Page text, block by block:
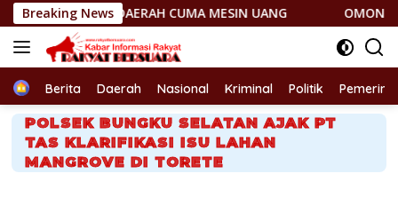
Langsung
ke
konten
Breaking News
CUMA MESIN UANG OMONG KOSONG!
HomeBerita Daerah Nasional Kriminal Politik
POLSEK BUNGKU SELATAN AJAK PT
TAS KLARIFIKASI ISU LAHAN
MANGROVE DI TORETE